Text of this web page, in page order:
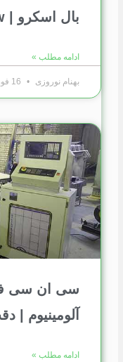
بال اسکرو | ball screw | بالسکرو
ادامه مطلب »
بهنام نوروزی
سی ان سی
آلومینیوم |
ادامه مطلب »